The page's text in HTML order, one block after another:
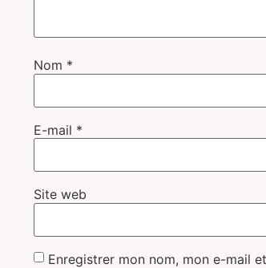
Nom *
E-mail *
Site web
Enregistrer mon nom, mon e-mail